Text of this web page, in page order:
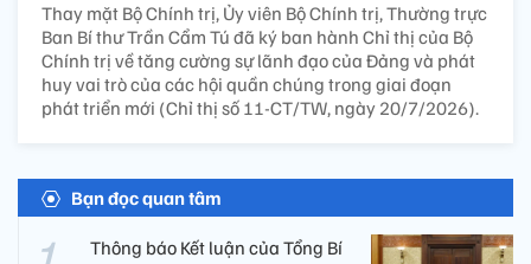
Thay mặt Bộ Chính trị, Ủy viên Bộ Chính trị, Thường trực
Ban Bí thư Trần Cẩm Tú đã ký ban hành Chỉ thị của Bộ
Chính trị về tăng cường sự lãnh đạo của Đảng và phát
huy vai trò của các hội quần chúng trong giai đoạn
phát triển mới (Chỉ thị số 11-CT/TW, ngày 20/7/2026).
Bạn đọc quan tâm
Thông báo Kết luận của Tổng Bí